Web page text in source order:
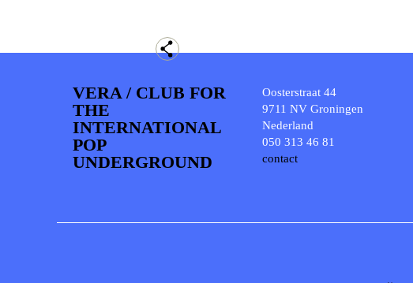
VERA / CLUB FOR
THE
INTERNATIONAL
POP
UNDERGROUND
Oosterstraat 44
9711 NV Groningen
Nederland
050 313 46 81
contact